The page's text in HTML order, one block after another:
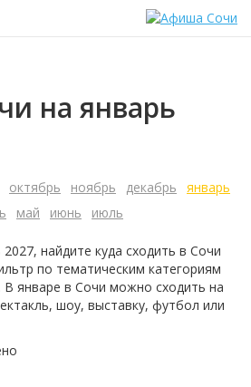
на январь
октябрь ноябрь декабрь
январь
май июнь июль
2027, найдите куда сходить в Сочи
по тематическим категориям
В январе в Сочи можно сходить на
шоу, выставку, футбол или